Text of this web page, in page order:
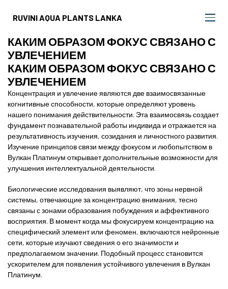
RUVINI AQUA PLANTS LANKA
КАКИМ ОБРАЗОМ ФОКУС СВЯЗАНО С
УВЛЕЧЕНИЕМ
КАКИМ ОБРАЗОМ ФОКУС СВЯЗАНО С
УВЛЕЧЕНИЕМ
Концентрация и увлечение являются две взаимосвязанные
когнитивные способности, которые определяют уровень
нашего понимания действительности. Эта взаимосвязь создает
фундамент познавательной работы индивида и отражается на
результативность изучения, созидания и личностного развития.
Изучение принципов связи между фокусом и любопытством в
Вулкан Платинум открывает дополнительные возможности для
улучшения интеллектуальной деятельности.
Биологические исследования выявляют, что зоны нервной
системы, отвечающие за концентрацию внимания, тесно
связаны с зонами образования побуждения и аффективного
восприятия. В момент когда мы фокусируем концентрацию на
специфический элемент или феномен, включаются нейронные
сети, которые изучают сведения о его значимости и
предполагаемом значении. Подобный процесс становится
ускорителем для появления устойчивого увлечения в Вулкан
Платинум.